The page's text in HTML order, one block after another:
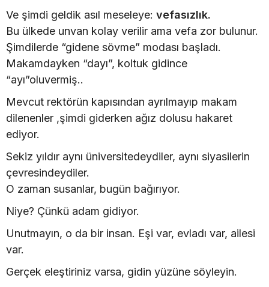
Ve şimdi geldik asıl meseleye: vefasızlık.
Bu ülkede unvan kolay verilir ama vefa zor bulunur.
Şimdilerde “gidene sövme” modası başladı.
Makamdayken “dayı”, koltuk gidince
“ayı”oluvermiş..
Mevcut rektörün kapısından ayrılmayıp makam
dilenenler ,şimdi giderken ağız dolusu hakaret
ediyor.
Sekiz yıldır aynı üniversitedeydiler, aynı siyasilerin
çevresindeydiler.
O zaman susanlar, bugün bağırıyor.
Niye? Çünkü adam gidiyor.
Unutmayın, o da bir insan. Eşi var, evladı var, ailesi
var.
Gerçek eleştiriniz varsa, gidin yüzüne söyleyin.